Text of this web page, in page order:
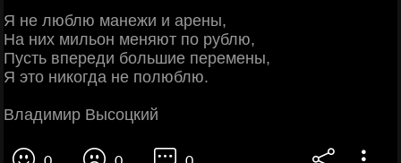
Я не люблю манежи и арены,
На них мильон меняют по рублю,
Пусть впереди большие перемены,
Я это никогда не полюблю.
Владимир Высоцкий